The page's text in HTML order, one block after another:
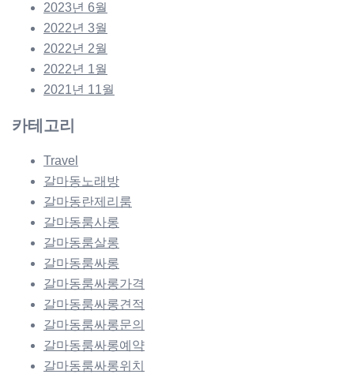
2023년 6월
2022년 3월
2022년 2월
2022년 1월
2021년 11월
카테고리
Travel
갈마동노래방
갈마동란제리룸
갈마동룸사롱
갈마동룸살롱
갈마동룸싸롱
갈마동룸싸롱가격
갈마동룸싸롱견적
갈마동룸싸롱문의
갈마동룸싸롱예약
갈마동룸싸롱위치